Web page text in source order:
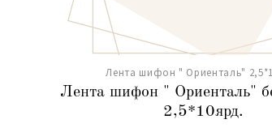
Лента шифон " Ориенталь"
Лента шифон " Ориенталь"
2,5*10ярд.